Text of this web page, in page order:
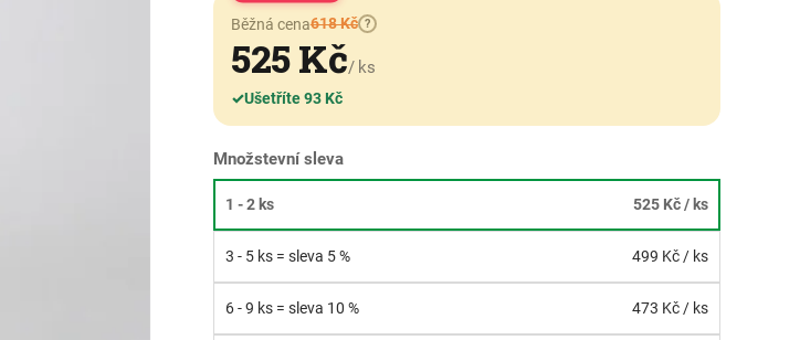
Množstevní sleva
1 - 2 ks 525 Kč/ ks
3 - 5 ks = sleva 5 % 499 Kč / ks
6 - 9 ks = sleva 10 % 473 Kč / ks
Běžná cena618 Kč ?
525 Kč/ ks
✓Ušetříte 93 Kč